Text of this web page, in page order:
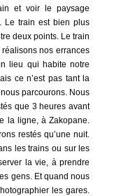
et voir le paysage
Le train est bien plus
deux points. Le train
nos errances
lieu qui habite notre
ce n’est pas tant la
parcourons. Nous
que 3 heures avant
la ligne, à Zakopane.
restés qu’une nuit.
les trains ou sur les
la vie, à prendre
gens. Et quand nous
les gares.